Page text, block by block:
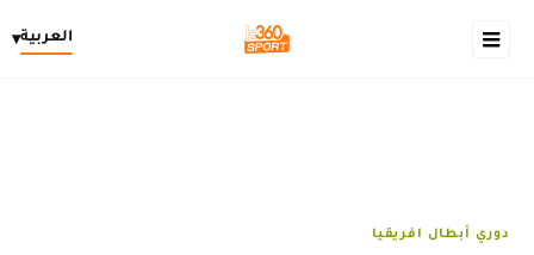
العربية▾
دوري أبطال افريقيا